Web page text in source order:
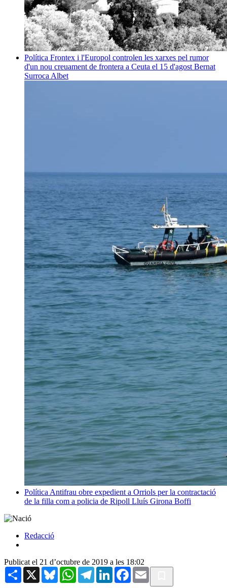
Política Frontex i l'Europol controlen les xarxes pel rumor
d'un nou creuament de frontera a Ceuta el 15 d'agost Bernat
Surroca Albet
Política Antifrau obre expedient a Orriols per la contractació
de la filla com a policia de Ripoll Lluís Girona Boffi
Redacció
Publicat el 21 d’octubre de 2019 a les 18:02
Share X BlueskyWhatsAppTelegramLinkedInFacebook
Email